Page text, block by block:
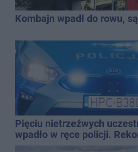
Kombajn wpadł do rowu,
Pięciu nietrzeźwych
wpadło w ręce policji.
promila